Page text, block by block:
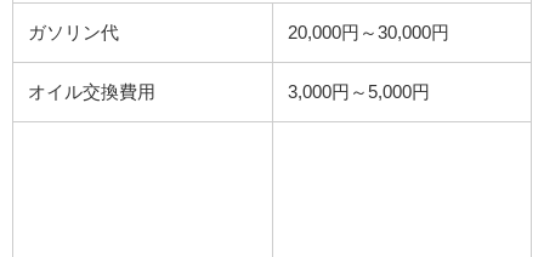
ガソリン代 20,000円～30,000円
オイル交換費用 3,000円～5,000円